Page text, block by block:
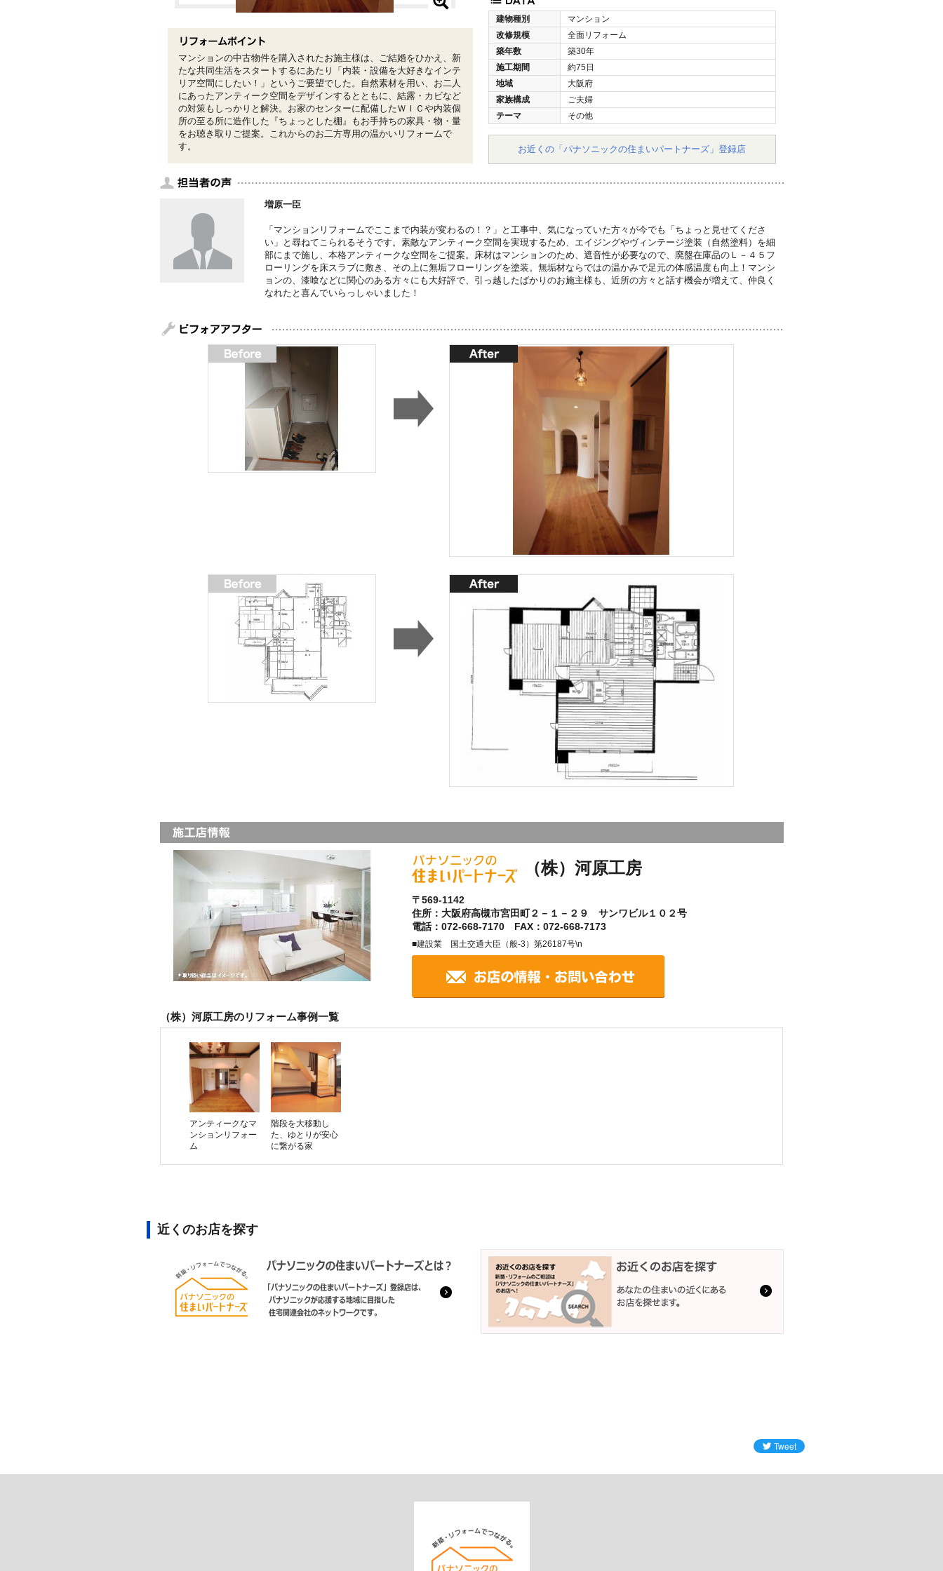
建物種別
マンション
改修規模
全面リフォーム
築年数
築30年
施工期間
約75日
地域
大阪府
家族構成
ご夫婦
テーマ
その他
お近くの「パナソニックの住まいパートナーズ」登録店
マンションの中古物件を購入されたお施主様は、ご結婚をひかえ、新
たな共同生活をスタートするにあたり「内装・設備を大好きなインテ
リア空間にしたい！」というご要望でした。自然素材を用い、お二人
にあったアンティーク空間をデザインするとともに、結露・カビなど
の対策もしっかりと解決。お家のセンターに配備したＷＩＣや内装個
所の至る所に造作した『ちょっとした棚』もお手持ちの家具・物・量
をお聴き取りご提案。これからのお二方専用の温かいリフォームで
す。
増原一臣
「マンションリフォームでここまで内装が変わるの！？」と工事中、気になっていた方々が今でも「ちょっと見せてくださ
い」と尋ねてこられるそうです。素敵なアンティーク空間を実現するため、エイジングやヴィンテージ塗装（自然塗料）を細
部にまで施し、本格アンティークな空間をご提案。床材はマンションのため、遮音性が必要なので、廃盤在庫品のＬ－４５フ
ローリングを床スラブに敷き、その上に無垢フローリングを塗装。無垢材ならではの温かみで足元の体感温度も向上！マンシ
ョンの、漆喰などに関心のある方々にも大好評で、引っ越したばかりのお施主様も、近所の方々と話す機会が増えて、仲良く
なれたと喜んでいらっしゃいました！
（株）河原工房
〒569-1142
住所：大阪府高槻市宮田町２－１－２９ サンワビル１０２号
電話：072-668-7170 FAX：072-668-7173
■建設業 国土交通大臣（般-3）第26187号\n
（株）河原工房のリフォーム事例一覧
アンティークなマ
ンションリフォー
ム
階段を大移動し
た、ゆとりが安心
に繋がる家
近くのお店を探す